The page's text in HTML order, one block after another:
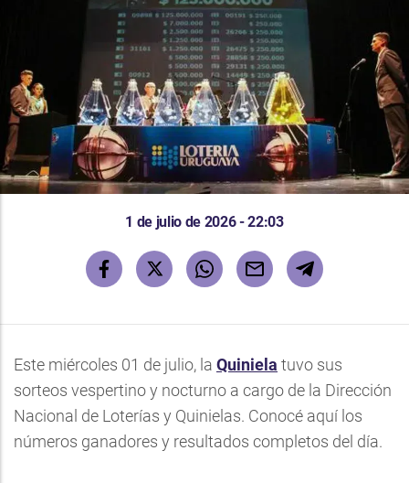
1 de julio de 2026 - 22:03
Este miércoles 01 de julio, la Quiniela tuvo sus
sorteos vespertino y nocturno a cargo de la Dirección
Nacional de Loterías y Quinielas. Conocé aquí los
números ganadores y resultados completos del día.